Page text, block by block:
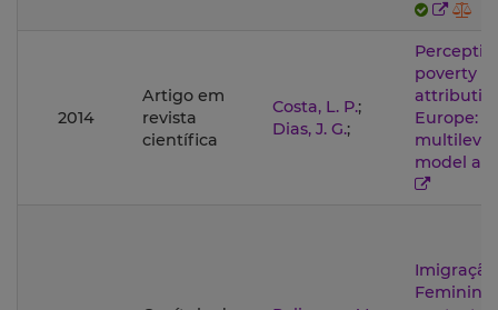
2014
Artigo em
revista
científica
Costa, L. P.;
Dias, J. G.;
poverty
Europe: a
model
Imigração
Feminina: